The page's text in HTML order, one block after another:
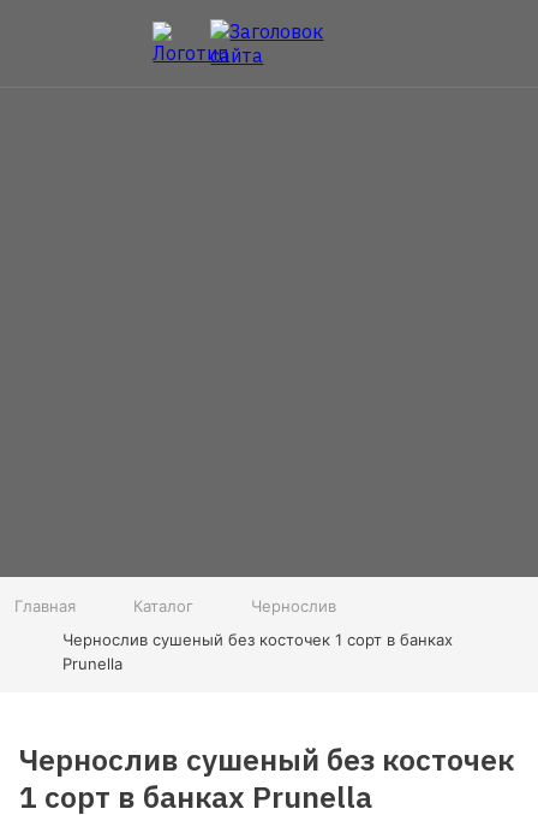
Главная Каталог
Чернослив
Чернослив сушеный без косточек 1 сорт в банках
Prunella
Чернослив сушеный без косточек
1 сорт в банках Prunella